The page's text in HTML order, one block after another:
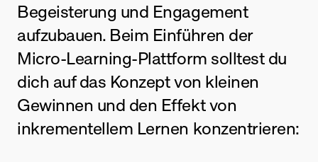
Begeisterung und Engagement
aufzubauen. Beim Einführen der
Micro-Learning-Plattform solltest du
dich auf das Konzept von kleinen
Gewinnen und den Effekt von
inkrementellem Lernen konzentrieren: